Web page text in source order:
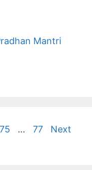
Mantri
Page
75 … Page
77
Next